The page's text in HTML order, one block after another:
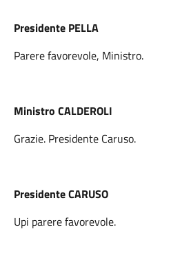
Presidente PELLA
Parere favorevole, Ministro.
Ministro CALDEROLI
Grazie. Presidente Caruso.
Presidente CARUSO
Upi parere favorevole.